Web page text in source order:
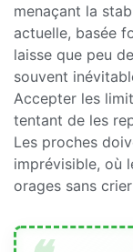
menaçant la
actuelle, basée
laisse que peu
souvent
Accepter les
tentant de les
Les proches
imprévisible, où
orages sans